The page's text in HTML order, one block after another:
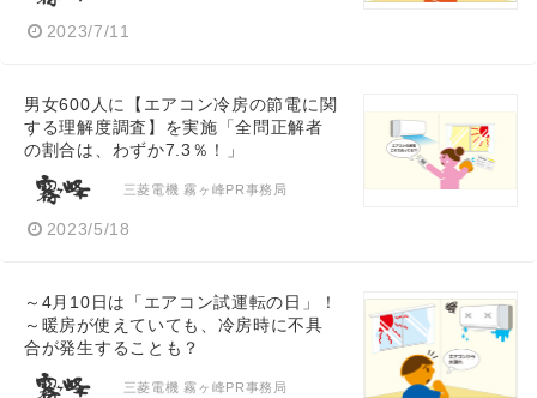
2023/7/11
男女600人に【エアコン冷房の節電に関
する理解度調査】を実施「全問正解者
の割合は、わずか7.3％！」
三菱電機 霧ヶ峰PR事務局
2023/5/18
～4月10日は「エアコン試運転の日」！
～暖房が使えていても、冷房時に不具
合が発生することも？
三菱電機 霧ヶ峰PR事務局